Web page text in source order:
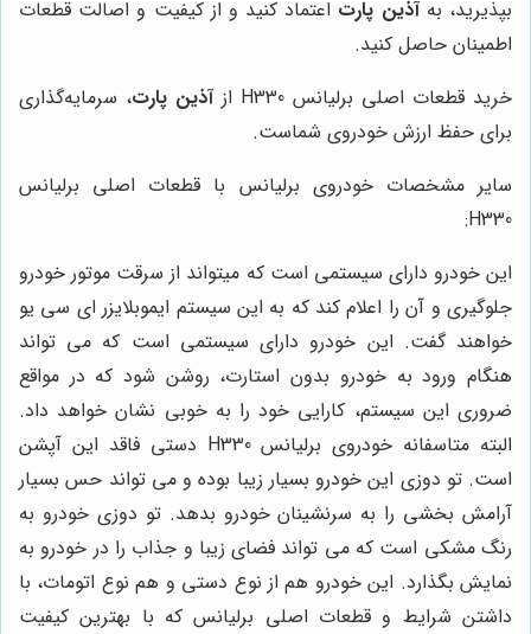
بپذیرید، بهآذین پارت اعتماد کنید و از کیفیت و اصالت قطعات
اطمینان حاصل کنید.
خرید قطعات اصلی برلیانس H330 از
آذین پارت، سرمایه‌گذاری
برای حفظ ارزش خودروی شماست.
سایر مشخصات خودروی برلیانس با قطعات اصلی برلیانس
H330:
این خودرو دارای سیستمی است که میتواند از سرقت موتور خودرو
جلوگیری و آن را اعلام کند که به این سیستم ایموبلایزر ای سی یو
خواهند گفت. این خودرو دارای سیستمی است که می تواند
هنگام ورود به خودرو بدون استارت، روشن شود که در مواقع
ضروری این سیستم، کارایی خود را به خوبی نشان خواهد داد.
البته متاسفانه خودروی برلیانس H330 دستی فاقد این آپشن
است. تو دوزی این خودرو بسیار زیبا بوده و می تواند حس بسیار
آرامش بخشی را به سرنشینان خودرو بدهد. تو دوزی خودرو به
رنگ مشکی است که می تواند فضای زیبا و جذاب را در خودرو به
نمایش بگذارد. این خودرو هم از نوع دستی و هم نوع اتومات، با
داشتن شرایط و قطعات اصلی برلیانس که با بهترین کیفیت